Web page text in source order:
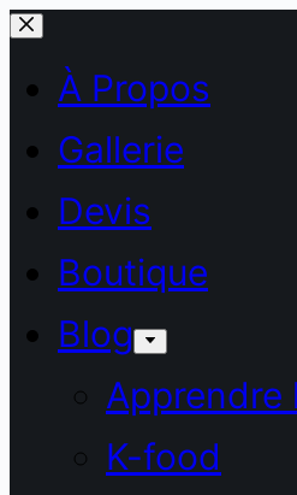
Passer
contenuÀ Propos
Gallerie
Devis
Boutique
Blog
Apprendre
K-food